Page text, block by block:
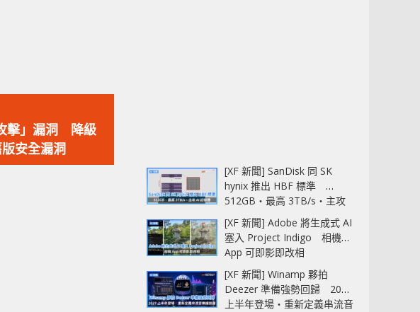
擊」漏洞 降級
安全漏洞
[XF 新聞] SanDisk 同 SK
hynix 推出 HBF 標準
512GB‧最高 3TB/s‧主攻
AI 記憶體
[XF 新聞] Adobe 將生成式 AI
塞入 Project Indigo 相機
App 可即影即改相
[XF 新聞] Winamp 夥拍
Deezer 準備強勢回歸 2027
上半年登場‧重新定義串流音